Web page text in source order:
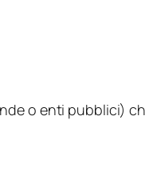
o enti pubblici)